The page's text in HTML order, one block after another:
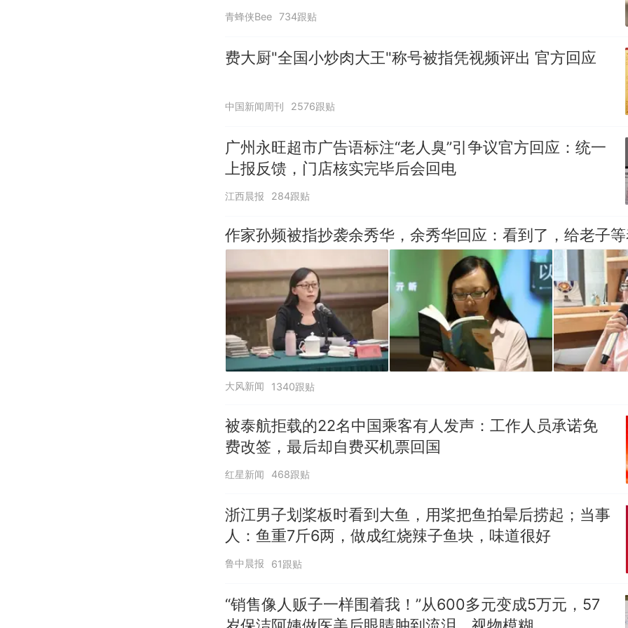
青蜂侠Bee 734跟贴
费大厨"全国小炒肉大王"称号被指凭视频评出 官方回应
中国新闻周刊 2576跟贴
广州永旺超市广告语标注“老人臭”引争议官方回应：统一
上报反馈，门店核实完毕后会回电
江西晨报 284跟贴
作家孙频被指抄袭余秀华，余秀华回应：看到了，给老子
大风新闻 1340跟贴
被泰航拒载的22名中国乘客有人发声：工作人员承诺免
费改签，最后却自费买机票回国
红星新闻 468跟贴
浙江男子划桨板时看到大鱼，用桨把鱼拍晕后捞起；当事
人：鱼重7斤6两，做成红烧辣子鱼块，味道很好
鲁中晨报 61跟贴
“销售像人贩子一样围着我！”从600多元变成5万元，57